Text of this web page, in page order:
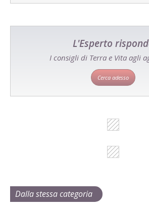
L'Esperto
I consigli di Terra e Vita agli
Cerca adesso
Dalla stessa categoria